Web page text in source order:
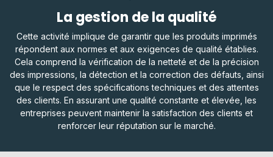
La gestion de la qualité
Cette activité implique de garantir que les produits imprimés
répondent aux normes et aux exigences de qualité établies.
Cela comprend la vérification de la netteté et de la précision
des impressions, la détection et la correction des défauts, ainsi
que le respect des spécifications techniques et des attentes
des clients. En assurant une qualité constante et élevée, les
entreprises peuvent maintenir la satisfaction des clients et
renforcer leur réputation sur le marché.